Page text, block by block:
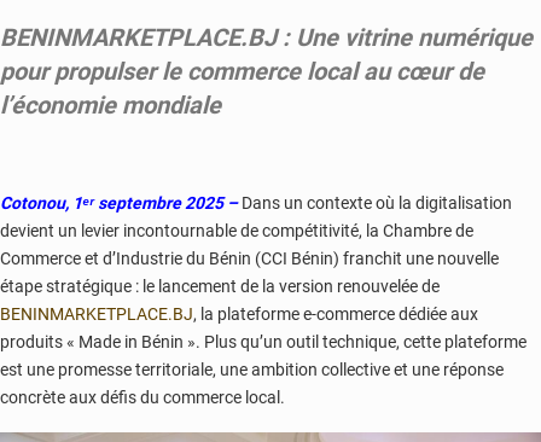
BENINMARKETPLACE.BJ : Une vitrine numérique
pour propulser le commerce local au cœur de
l’économie mondiale
Cotonou, 1ᵉʳ septembre 2025 –Dans un contexte où la digitalisation
devient un levier incontournable de compétitivité, la Chambre de
Commerce et d’Industrie du Bénin (CCI Bénin) franchit une nouvelle
étape stratégique : le lancement de la version renouvelée de
BENINMARKETPLACE.BJ, la plateforme e-commerce dédiée aux
produits « Made in Bénin ». Plus qu’un outil technique, cette plateforme
est une promesse territoriale, une ambition collective et une réponse
concrète aux défis du commerce local.